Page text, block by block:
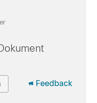
Feedback